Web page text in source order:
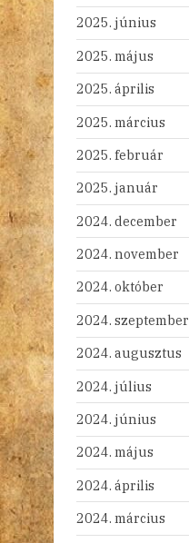
2025. június
2025. május
2025. április
2025. március
2025. február
2025. január
2024. december
2024. november
2024. október
2024. szeptember
2024. augusztus
2024. július
2024. június
2024. május
2024. április
2024. március